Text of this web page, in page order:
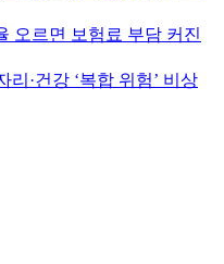
오르면 보험료 부담 커진
리·건강 ‘복합 위험’ 비상